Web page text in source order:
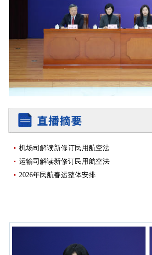
机场司解读新修订民用航空法
运输司解读新修订民用航空法
2026年民航春运整体安排